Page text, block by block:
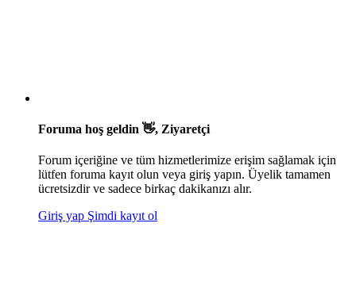
Foruma hoş geldin 👋, Ziyaretçi
Forum içeriğine ve tüm hizmetlerimize erişim sağlamak için
lütfen foruma kayıt olun veya giriş yapın. Üyelik tamamen
ücretsizdir ve sadece birkaç dakikanızı alır.
Giriş yap Şimdi kayıt ol